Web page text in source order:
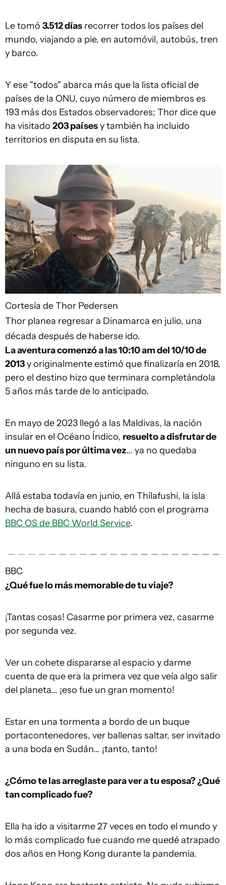
Le tomó 3.512 días recorrer todos los países del
mundo, viajando a pie, en automóvil, autobús, tren
y barco.
Y ese "todos" abarca más que la lista oficial de
países de la ONU, cuyo número de miembros es
193 más dos Estados observadores; Thor dice que
ha visitado 203 paísesy también ha incluido
territorios en disputa en su lista.
Cortesía de Thor Pedersen
Thor planea regresar a Dinamarca en julio, una
década después de haberse ido.
La aventura comenzóa las 10:10 am del 10/10de
2013y originalmente estimó que finalizaría en 2018,
pero el destino hizo que terminara completándola
5 años más tarde de lo anticipado.
En mayo de 2023 llegó a las Maldivas, la nación
insular en el Océano Índico, resuelto a disfrutar de
un nuevo país por última vez... ya no quedaba
ninguno en su lista.
Allá estaba todavía en junio, en Thilafushi, la isla
hecha de basura, cuando habló con el programa
BBC OS de BBC World Service.
BBC
¿Qué fue lo más memorable de tu viaje?
¡Tantas cosas! Casarme por primera vez, casarme
por segunda vez.
Ver un cohete dispararse al espacio y darme
cuenta de que era la primera vez que veía algo salir
del planeta... ¡eso fue un gran momento!
Estar en una tormenta a bordo de un buque
portacontenedores, ver ballenas saltar, ser invitado
a una boda en Sudán... ¡tanto, tanto!
¿Cómo te las arreglaste para ver a tu esposa? ¿Qué
tan complicado fue?
Ella ha ido a visitarme 27 veces en todo el mundo y
lo más complicado fue cuando me quedé atrapado
dos años en Hong Kong durante la pandemia.